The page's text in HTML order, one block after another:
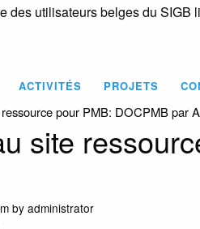
des utilisateurs belges du SIGB
ACTIVITÉS PROJETS
pour PMB: DOCPMB par
site
by administrator